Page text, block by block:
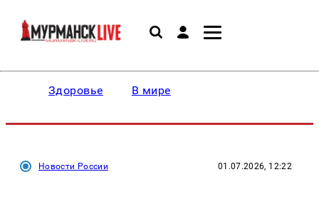
Здоровье В мире
Новости России 01.07.2026, 12:22